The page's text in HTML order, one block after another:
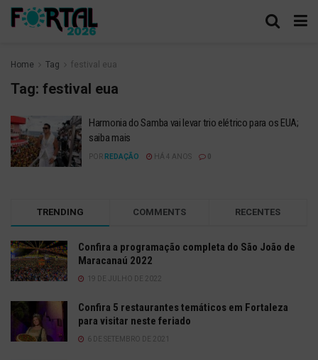
Home Tag festival eua
Tag: festival eua
Harmonia do Samba vai levar trio elétrico para os EUA;
saiba mais
POR REDAÇÃO HÁ 4 ANOS
TRENDING COMMENTS RECENTES
Confira a programação completa do São João de
Maracanaú 2022
19 DE JULHO DE 2022
Confira 5 restaurantes temáticos em Fortaleza
para visitar neste feriado
6 DE SETEMBRO DE 2021